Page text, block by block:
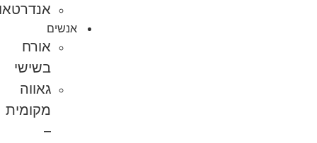
אנדרטאות
אנשים
אורח
בשישי
גאווה
מקומית